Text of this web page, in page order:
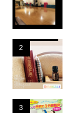
2
3